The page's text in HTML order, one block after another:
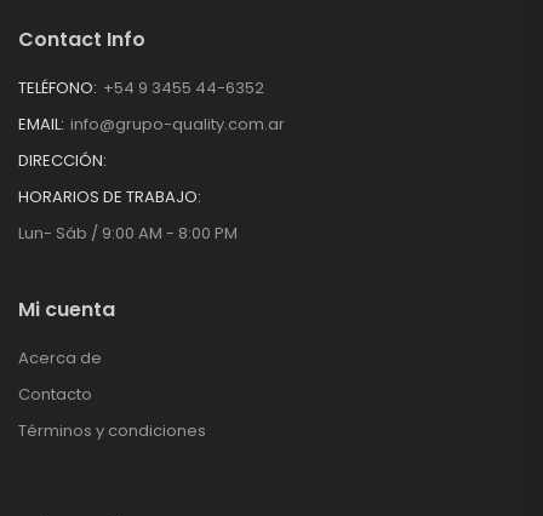
Contact Info
TELÉFONO: +54 9 3455 44-6352
EMAIL: info@grupo-quality.com.ar
DIRECCIÓN:
HORARIOS DE TRABAJO:
Lun- Sáb / 9:00 AM - 8:00 PM
Mi cuenta
Acerca de
Contacto
Términos y condiciones